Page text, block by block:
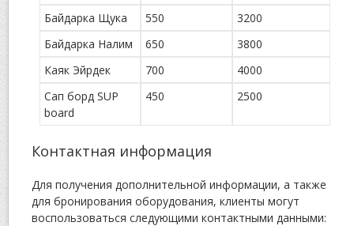
Байдарка Щука 550
3200
Байдарка Налим
650
3800
Каяк Эйрдек
700
4000
Сап борд SUP
board
450 2500
Контактная информация
Для получения дополнительной информации, а также
для бронирования оборудования, клиенты могут
воспользоваться следующими контактными данными: